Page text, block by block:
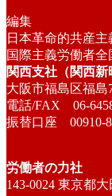
編集
日本革命的共産
国際主義労働者
関西支社（関西新
大阪市福島区福島
電話/FAX 06-
振替口座 00910-
労働者の力社
143-0024 東京都